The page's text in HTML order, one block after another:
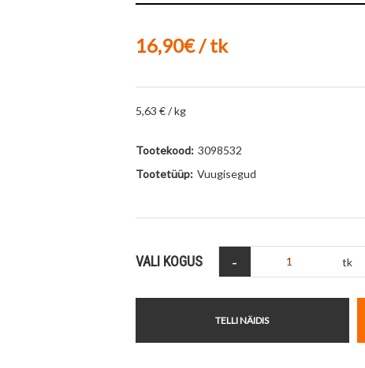
16,90€ / tk
5,63 € / kg
Tootekood: 3098532
Tootetüüp: Vuugisegud
VALI KOGUS - tk
TELLI NÄIDIS